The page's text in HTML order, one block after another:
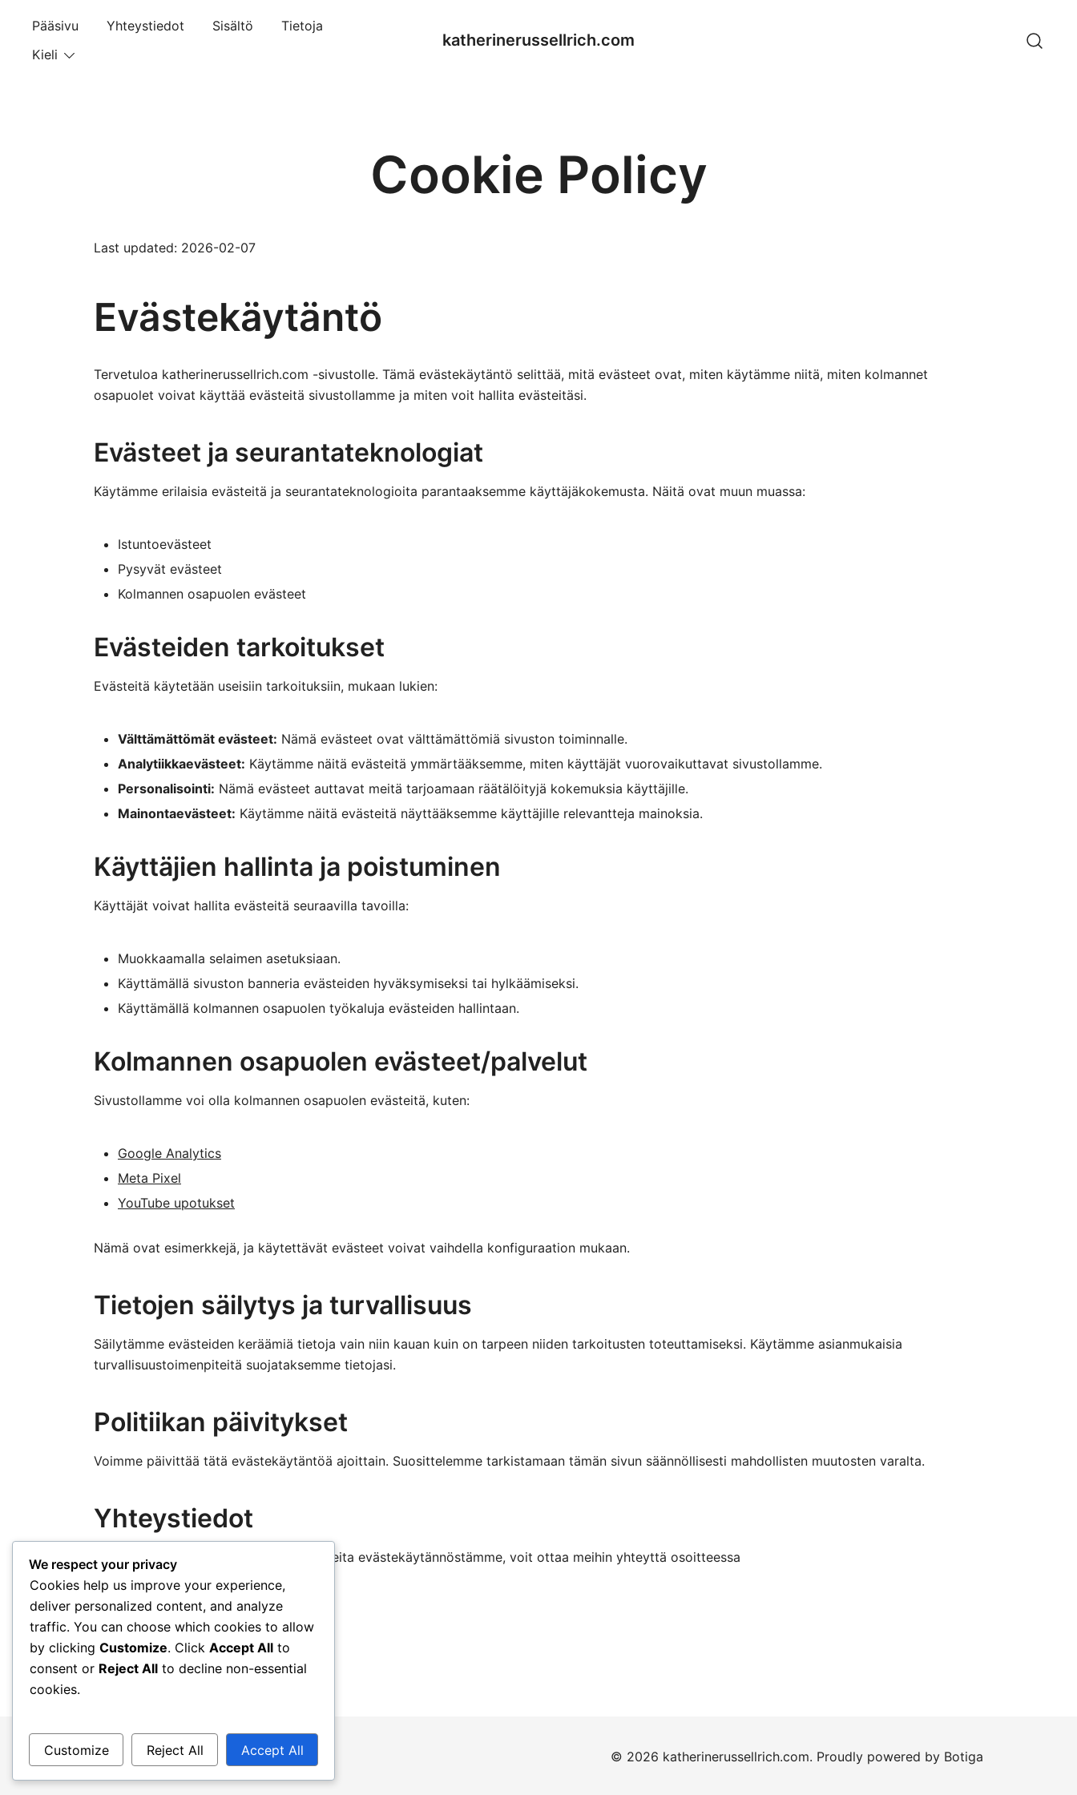
content
Pääsivu Yhteystiedot Sisältö
Tietoja
Kieli
katherinerussellrich.com
Cookie Policy
Last updated: 2026-02-07
Evästekäytäntö
Tervetuloa katherinerussellrich.com -sivustolle. Tämä evästekäytäntö selittää, mitä evästeet ovat, miten käytämme niitä, miten kolmannet
osapuolet voivat käyttää evästeitä sivustollamme ja miten voit hallita evästeitäsi.
Evästeet ja seurantateknologiat
Käytämme erilaisia evästeitä ja seurantateknologioita parantaaksemme käyttäjäkokemusta. Näitä ovat muun muassa:
Istuntoevästeet
Pysyvät evästeet
Kolmannen osapuolen evästeet
Evästeiden tarkoitukset
Evästeitä käytetään useisiin tarkoituksiin, mukaan lukien:
Välttämättömät evästeet: Nämä evästeet ovat välttämättömiä sivuston toiminnalle.
Analytiikkaevästeet: Käytämme näitä evästeitä ymmärtääksemme, miten käyttäjät vuorovaikuttavat sivustollamme.
Personalisointi: Nämä evästeet auttavat meitä tarjoamaan räätälöityjä kokemuksia käyttäjille.
Mainontaevästeet: Käytämme näitä evästeitä näyttääksemme käyttäjille relevantteja mainoksia.
Käyttäjien hallinta ja poistuminen
Käyttäjät voivat hallita evästeitä seuraavilla tavoilla:
Muokkaamalla selaimen asetuksiaan.
Käyttämällä sivuston banneria evästeiden hyväksymiseksi tai hylkäämiseksi.
Käyttämällä kolmannen osapuolen työkaluja evästeiden hallintaan.
Kolmannen osapuolen evästeet/palvelut
Sivustollamme voi olla kolmannen osapuolen evästeitä, kuten:
Google Analytics
Meta Pixel
YouTube upotukset
Nämä ovat esimerkkejä, ja käytettävät evästeet voivat vaihdella konfiguraation mukaan.
Tietojen säilytys ja turvallisuus
Säilytämme evästeiden keräämiä tietoja vain niin kauan kuin on tarpeen niiden tarkoitusten toteuttamiseksi. Käytämme asianmukaisia
turvallisuustoimenpiteitä suojataksemme tietojasi.
Politiikan päivitykset
Voimme päivittää tätä evästekäytäntöä ajoittain. Suosittelemme tarkistamaan tämän sivun säännöllisesti mahdollisten muutosten varalta.
Yhteystiedot
Jos sinulla on kysymyksiä tai huolenaiheita evästekäytännöstämme, voit ottaa meihin yhteyttä osoitteessa
cookiepolicy@katherinerussellrich.com
© 2026 katherinerussellrich.com. Proudly powered by Botiga
We respect your privacy
Cookies help us improve your experience,
deliver personalized content, and analyze
traffic. You can choose which cookies to allow
by clicking Customize. Click Accept All to
consent or Reject All to decline non-essential
cookies.
Customize Reject All Accept All